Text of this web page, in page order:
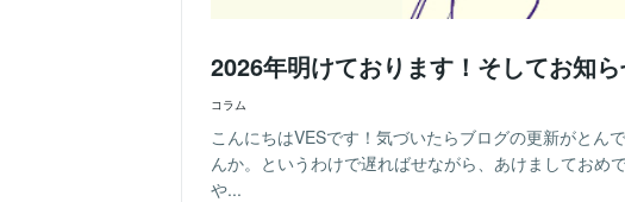
2026年明けております！そしてお知
コラム
こんにちはVESです！気づいたらブログの更新がとん
んか。というわけで遅ればせながら、あけましておめ
や...